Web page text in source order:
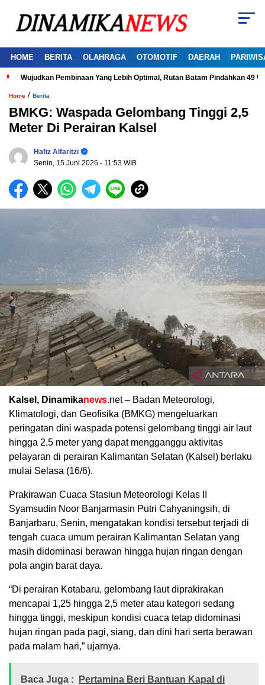
HOME BERITA OLAHRAGA OTOMOTIF DAERAH
Wujudkan Pembinaan Yang Lebih Optimal, Rutan Batam Pindahkan 49
Home / Berita
BMKG: Waspada Gelombang Tinggi 2,5
Meter Di Perairan Kalsel
Hafiz Alfaritzi
Senin, 15 Juni 2026 - 11:53 WIB
Kalsel, Dinamikanews.net – Badan Meteorologi,
Klimatologi, dan Geofisika (BMKG) mengeluarkan
peringatan dini waspada potensi gelombang tinggi air laut
hingga 2,5 meter yang dapat mengganggu aktivitas
pelayaran di perairan Kalimantan Selatan (Kalsel) berlaku
mulai Selasa (16/6).
Prakirawan Cuaca Stasiun Meteorologi Kelas II
Syamsudin Noor Banjarmasin Putri Cahyaningsih, di
Banjarbaru, Senin, mengatakan kondisi tersebut terjadi di
tengah cuaca umum perairan Kalimantan Selatan yang
masih didominasi berawan hingga hujan ringan dengan
pola angin barat daya.
“Di perairan Kotabaru, gelombang laut diprakirakan
mencapai 1,25 hingga 2,5 meter atau kategori sedang
hingga tinggi, meskipun kondisi cuaca tetap didominasi
hujan ringan pada pagi, siang, dan dini hari serta berawan
pada malam hari,” ujarnya.
Baca Juga :
Pertamina Beri Bantuan Kapal di